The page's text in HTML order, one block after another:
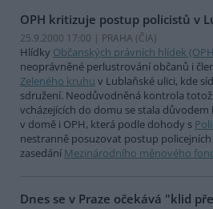
OPH kritizuje postup policistů v
25.9.2000 17:00 | PRAHA (ČIA)
Hlídky Občanských právních hlídek
neoprávněné perlustrování občanů i
Zeleného kruhu v Lublaňské ulici, kde
sdružení. Neodůvodněná kontrola
vcházejících do domu se stala
v domě i OPH, která podle dohody s
nestranně posuzovat postup
zasedání Mezinárodního měnového
Dnes se v Praze očekává "klid